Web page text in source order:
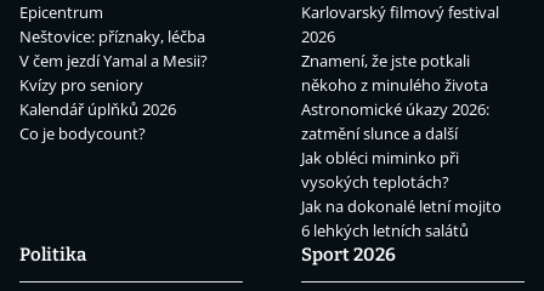
Epicentrum
Neštovice: příznaky, léčba
V čem jezdí Yamal a Mesii?
Kvízy pro seniory
Kalendář úplňků 2026
Co je bodycount?
Karlovarský filmový festival
2026
Znamení, že jste potkali
někoho z minulého života
Astronomické úkazy 2026:
zatmění slunce a další
Jak obléci miminko při
vysokých teplotách?
Jak na dokonalé letní mojito
6 lehkých letních salátů
Politika
Sport 2026